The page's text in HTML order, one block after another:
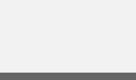
停電 沖繩5人受傷